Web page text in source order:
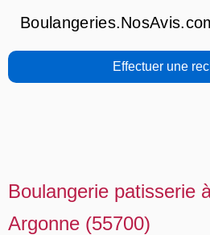
Effectuer une
Boulangerie patisserie
Argonne (55700)